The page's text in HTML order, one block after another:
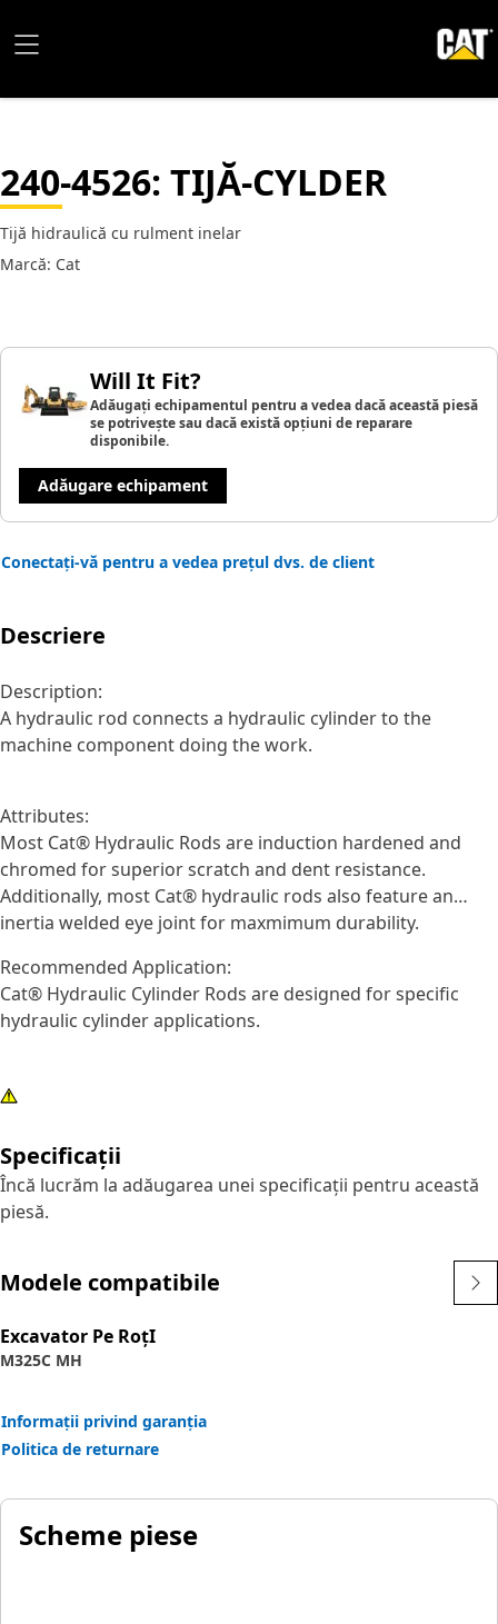
240-4526: TIJĂ-CYLDER
Tijă hidraulică cu rulment inelar
Marcă: Cat
Will It Fit?
Adăugați echipamentul pentru a vedea dacă această piesă
se potrivește sau dacă există opțiuni de reparare
disponibile.
Adăugare echipament
Conectați-vă pentru a vedea prețul dvs. de client
Descriere
Description:
A hydraulic rod connects a hydraulic cylinder to the
machine component doing the work.
Attributes:
Most Cat® Hydraulic Rods are induction hardened and
chromed for superior scratch and dent resistance.
Additionally, most Cat® hydraulic rods also feature an
inertia welded eye joint for maxmimum durability.
Recommended Application:
Cat® Hydraulic Cylinder Rods are designed for specific
hydraulic cylinder applications.
Specificații
Încă lucrăm la adăugarea unei specificații pentru această
piesă.
Modele compatibile
Excavator Pe RoţI
M325C MH
Informații privind garanția
Politica de returnare
Scheme piese